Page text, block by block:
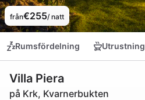
från€255/ natt
Rumsfördelning Utrustning
Villa Piera
på Krk, Kvarnerbukten